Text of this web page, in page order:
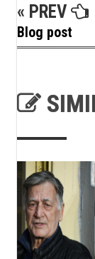
« PREV
Blog post